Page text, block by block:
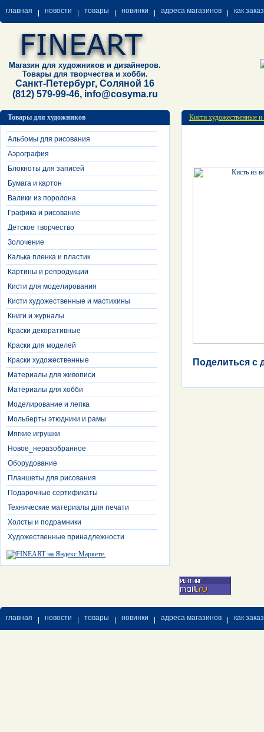
главная новости товары новинки адреса магазинов как
Магазин для художников и дизайнеров.
Товары для творчества и хобби.
Санкт-Петербург, Соляной 16
(812) 579-99-46, info@cosyma.ru
Товары для художников
Альбомы для рисования
Аэрография
Блокноты для записей
Бумага и картон
Валики из поролона
Графика и рисование
Детское творчество
Золочение
Калька пленка и пластик
Картины и репродукции
Кисти для моделирования
Кисти художественные и мастихины
Книги и журналы
Краски декоративные
Краски для моделей
Краски художественные
Материалы для живописи
Материалы для хобби
Моделирование и лепка
Мольберты этюдники и рамы
Мягкие игрушки
Новое_неразобранное
Оборудование
Планшеты для рисования
Подарочные сертификаты
Технические материалы для печати
Холсты и подрамники
Художественные принадлежности
Кисти художественные
Поделиться с
главная новости товары новинки адреса магазинов как